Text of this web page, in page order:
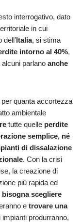
interrogativo, dato
in cui
dell’Italia, si stima
intorno al 40%,
parlano anche
quanta accortezza
ambientale
tutte quelle perdite
semplice, né
di dissalazione
. Con la crisi
la creazione di
più rapida ed
bisogna scegliere
e trovare una
produrranno,